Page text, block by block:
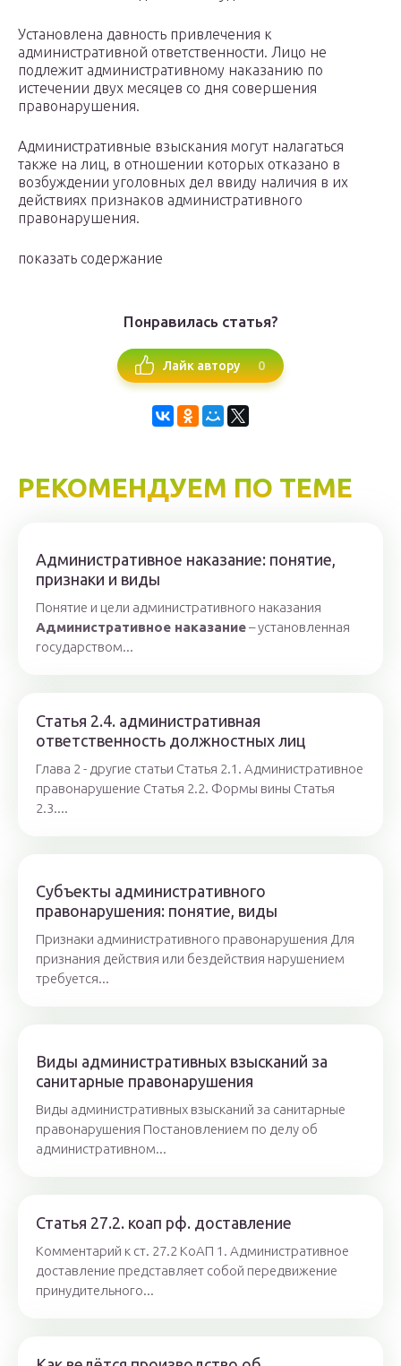
Установлена давность привлечения к
административной ответственности. Лицо не
подлежит административному наказанию по
истечении двух месяцев со дня совершения
правонарушения.
Административные взыскания могут налагаться
также на лиц, в отношении которых отказано в
возбуждении уголовных дел ввиду наличия в их
действиях признаков административного
правонарушения.
показать содержание
Понравилась статья?
Лайк автору 0
РЕКОМЕНДУЕМ ПО ТЕМЕ
Административное наказание: понятие,
признаки и виды
Понятие и цели административного наказания
Административное наказание– установленная
государством...
Статья 2.4. административная
ответственность должностных лиц
Глава 2 - другие статьи Статья 2.1. Административное
правонарушение Статья 2.2. Формы вины Статья
2.3....
Субъекты административного
правонарушения: понятие, виды
Признаки административного правонарушения Для
признания действия или бездействия нарушением
требуется...
Виды административных взысканий за
санитарные правонарушения
Виды административных взысканий за санитарные
правонарушения Постановлением по делу об
административном...
Статья 27.2. коап рф. доставление
Комментарий к ст. 27.2 КоАП 1. Административное
доставление представляет собой передвижение
принудительного...